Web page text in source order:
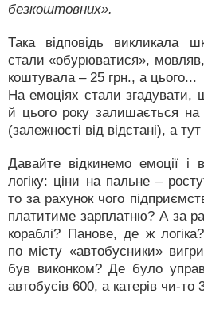
безкоштовних».
Така відповідь викликала
стали «обурюватися»,
коштувала – 25 грн., а цього...
На емоціях стали згадувати,
й цього року залишається на
(залежності від відстані), а тут
Давайте відкинемо емоції і
логіку: ціни на пальне –
то за рахунок чого
платитиме зарплатню? А за
кораблі? Панове, де ж
по місту «автобусники»
був виконком? Де було
автобусів 600, а катерів чи-то